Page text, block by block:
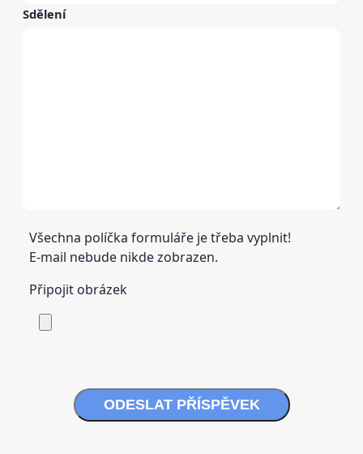
Sdělení
Všechna políčka formuláře je třeba vyplnit!
E-mail nebude nikde zobrazen.
Připojit obrázek
ODESLAT PŘÍSPĚVEK